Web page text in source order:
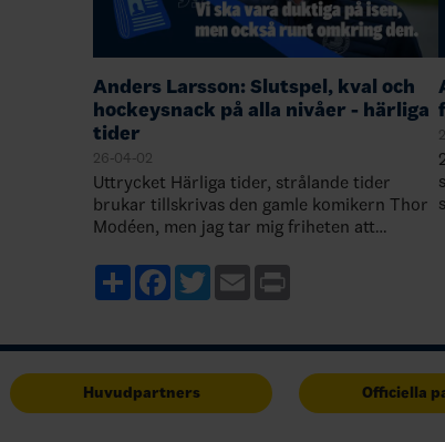
Anders Larsson: Slutspel, kval och
hockeysnack på alla nivåer - härliga
tider
26-04-02
Uttrycket Härliga tider, strålande tider
brukar tillskrivas den gamle komikern Thor
Modéen, men jag tar mig friheten att
och strålande tider nu när hockeyns…
ShareFacebook
TwitterEmail
Huvudpartners Officiella